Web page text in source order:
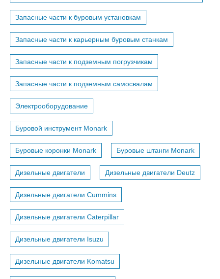
Запасные части к буровым установкам
Запасные части к карьерным буровым станкам
Запасные части к подземным погрузчикам
Запасные части к подземным самосвалам
Электрооборудование
Буровой инструмент Monark
Буровые коронки Monark Буровые штанги Monark
Дизельные двигатели Дизельные двигатели Deutz
Дизельные двигатели Cummins
Дизельные двигатели Caterpillar
Дизельные двигатели Isuzu
Дизельные двигатели Komatsu